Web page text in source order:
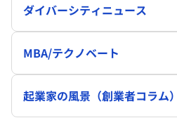
ダイバーシティニュース
MBA/テクノベート
起業家の風景（創業者コラム）